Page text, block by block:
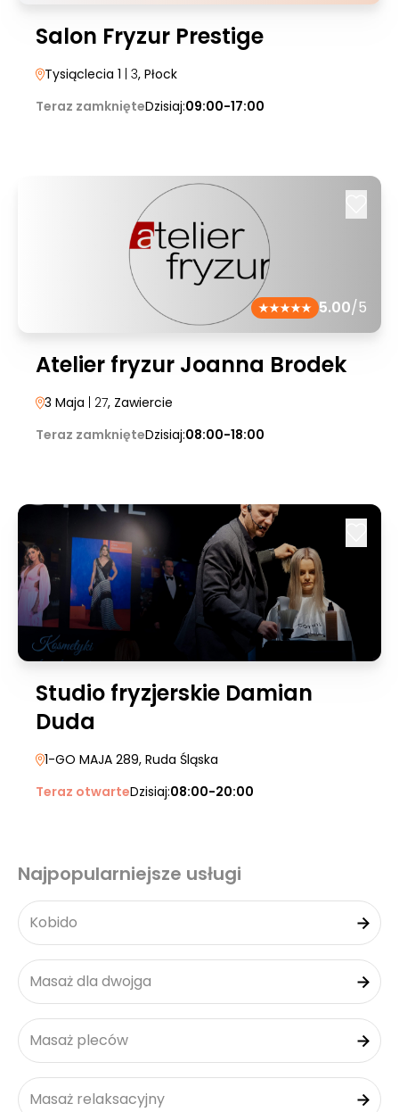
Salon Fryzur Prestige
Tysiąclecia 1 | 3, Płock
Teraz zamknięteDzisiaj:09:00-17:00
5.00/5
Atelier fryzur Joanna Brodek
3 Maja | 27, Zawiercie
Teraz zamknięteDzisiaj:08:00-18:00
Studio fryzjerskie Damian
Duda
1-GO MAJA 289, Ruda Śląska
Teraz otwarteDzisiaj:08:00-20:00
Najpopularniejsze usługi
Kobido
Masaż dla dwojga
Masaż pleców
Masaż relaksacyjny